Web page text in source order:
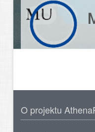
O projektu